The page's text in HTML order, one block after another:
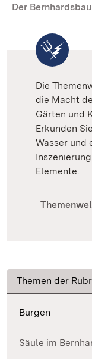
Der Bernhardsbau
Die
die Macht
Gärten und
Erkunden
Wasser und
Elemente.
Themen der
Burgen
Säule im